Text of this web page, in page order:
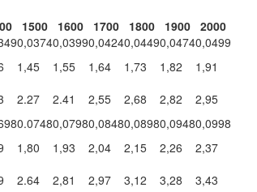
1500 1600 1700 1800 1900 2000
0,03740,03990,04240,04490,04740,0499
1,45 1,55 1,64 1,73 1,82
1,91
2.27 2.41 2,55 2,68 2,82 2,95
0.07480,07980,08480,08980,09480,0998
1,80 1,93 2,04 2,15 2,26
2,37
2.64 2,81 2,97 3,12 3,28 3,43